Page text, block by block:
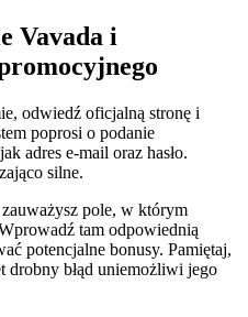
Vavada i
odwiedź oficjalną stronę i
poprosi o podanie
adres e-mail oraz hasło.
silne.
pole, w którym
tam odpowiednią
potencjalne bonusy. Pamiętaj,
drobny błąd uniemożliwi jego